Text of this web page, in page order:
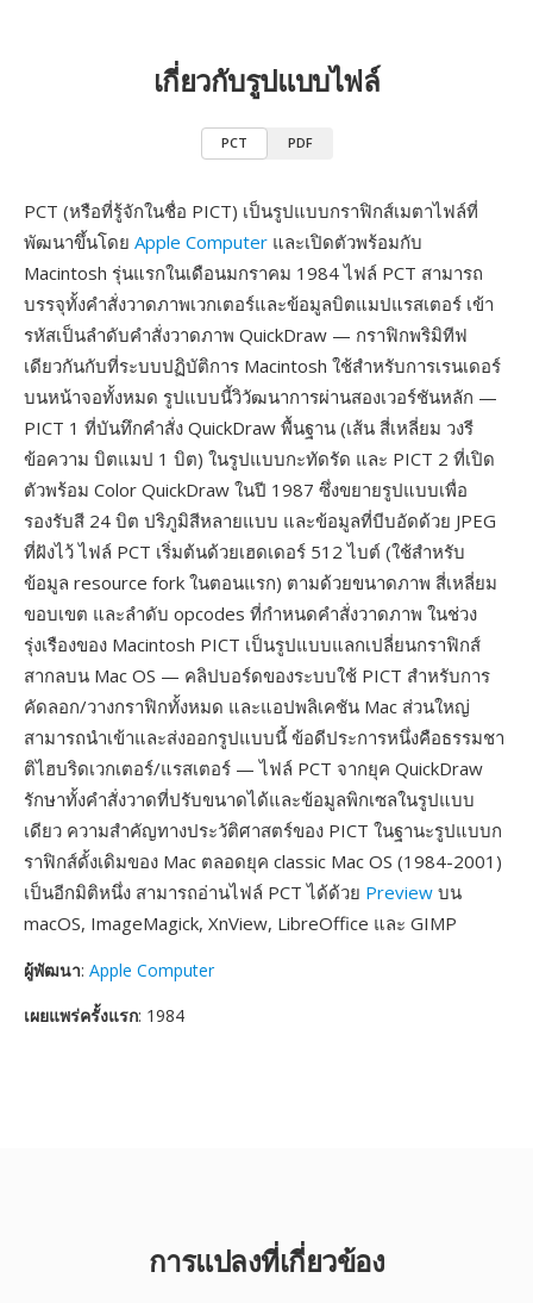
เกี่ยวกับรูปแบบไฟล์
PCT PDF
PCT (หรือที่รู้จักในชื่อ PICT) เป็นรูปแบบกราฟิกส์เมตาไฟล์ที่
พัฒนาขึ้นโดย Apple Computer และเปิดตัวพร้อมกับ
Macintosh รุ่นแรกในเดือนมกราคม 1984 ไฟล์ PCT สามารถ
บรรจุทั้งคำสั่งวาดภาพเวกเตอร์และข้อมูลบิตแมปแรสเตอร์ เข้า
รหัสเป็นลำดับคำสั่งวาดภาพ QuickDraw — กราฟิกพริมิทีฟ
เดียวกันกับที่ระบบปฏิบัติการ Macintosh ใช้สำหรับการเรนเดอร์
บนหน้าจอทั้งหมด รูปแบบนี้วิวัฒนาการผ่านสองเวอร์ชันหลัก —
PICT 1 ที่บันทึกคำสั่ง QuickDraw พื้นฐาน (เส้น สี่เหลี่ยม วงรี
ข้อความ บิตแมป 1 บิต) ในรูปแบบกะทัดรัด และ PICT 2 ที่เปิด
ตัวพร้อม Color QuickDraw ในปี 1987 ซึ่งขยายรูปแบบเพื่อ
รองรับสี 24 บิต ปริภูมิสีหลายแบบ และข้อมูลที่บีบอัดด้วย JPEG
ที่ฝังไว้ ไฟล์ PCT เริ่มต้นด้วยเฮดเดอร์ 512 ไบต์ (ใช้สำหรับ
ข้อมูล resource fork ในตอนแรก) ตามด้วยขนาดภาพ สี่เหลี่ยม
ขอบเขต และลำดับ opcodes ที่กำหนดคำสั่งวาดภาพ ในช่วง
รุ่งเรืองของ Macintosh PICT เป็นรูปแบบแลกเปลี่ยนกราฟิกส์
สากลบน Mac OS — คลิปบอร์ดของระบบใช้ PICT สำหรับการ
คัดลอก/วางกราฟิกทั้งหมด และแอปพลิเคชัน Mac ส่วนใหญ่
สามารถนำเข้าและส่งออกรูปแบบนี้ ข้อดีประการหนึ่งคือธรรมชา
ติไฮบริดเวกเตอร์/แรสเตอร์ — ไฟล์ PCT จากยุค QuickDraw
รักษาทั้งคำสั่งวาดที่ปรับขนาดได้และข้อมูลพิกเซลในรูปแบบ
เดียว ความสำคัญทางประวัติศาสตร์ของ PICT ในฐานะรูปแบบก
ราฟิกส์ดั้งเดิมของ Mac ตลอดยุค classic Mac OS (1984-2001)
เป็นอีกมิติหนึ่ง สามารถอ่านไฟล์ PCT ได้ด้วย Preview บน
macOS, ImageMagick, XnView, LibreOffice และ GIMP
ผู้พัฒนา: Apple Computer
เผยแพร่ครั้งแรก: 1984
การแปลงที่เกี่ยวข้อง